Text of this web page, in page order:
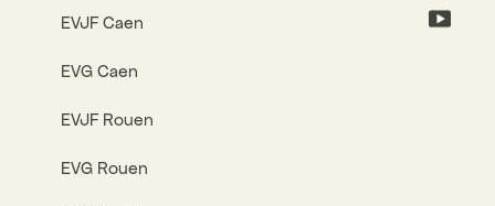
EVJF Caen
EVG Caen
EVJF Rouen
EVG Rouen